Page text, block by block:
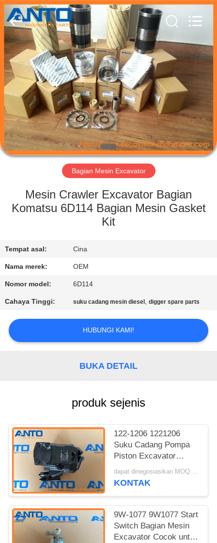
RUMAH
PRODUK
TENTANG
KAMI
TUR
KONTROL
BLOG
SITEMAP
PRIVASI
Anto
Machinery
Parts
Co.,Ltd..
All
Rights
Reserved.
Bagian Mesin Excavator
Mesin Crawler Excavator Bagian
Komatsu 6D114 Bagian Mesin Gasket
Kit
Tempat asal: Cina
Nama merek: OEM
Nomor model: 6D114
Cahaya Tinggi: suku cadang mesin diesel ,digger spare parts
HUBUNGI KAMI!
BUKA DETAIL
produk sejenis
122-1206 1221206
Suku Cadang Pompa
Piston Excavator
Cocok Untuk 3054
TH62 TH63 TH82 TH83
dapat dinegosiasikan MOQ:1 buah
KONTAK
9W-1077 9W1077 Start
Switch Bagian Mesin
Excavator Cocok untuk